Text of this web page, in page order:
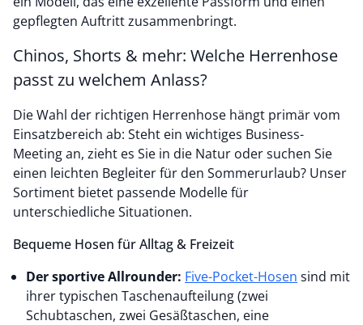
gepflegten Auftritt zusammenbringt.
Chinos, Shorts & mehr: Welche Herrenhose
passt zu welchem Anlass?
Die Wahl der richtigen Herrenhose hängt primär vom
Einsatzbereich ab: Steht ein wichtiges Business-
Meeting an, zieht es Sie in die Natur oder suchen Sie
einen leichten Begleiter für den Sommerurlaub? Unser
Sortiment bietet passende Modelle für
unterschiedliche Situationen.
Bequeme Hosen für Alltag & Freizeit
Der sportive Allrounder: Five-Pocket-Hosen
ihrer typischen Taschenaufteilung (zwei
Schubtaschen, zwei Gesäßtaschen, eine